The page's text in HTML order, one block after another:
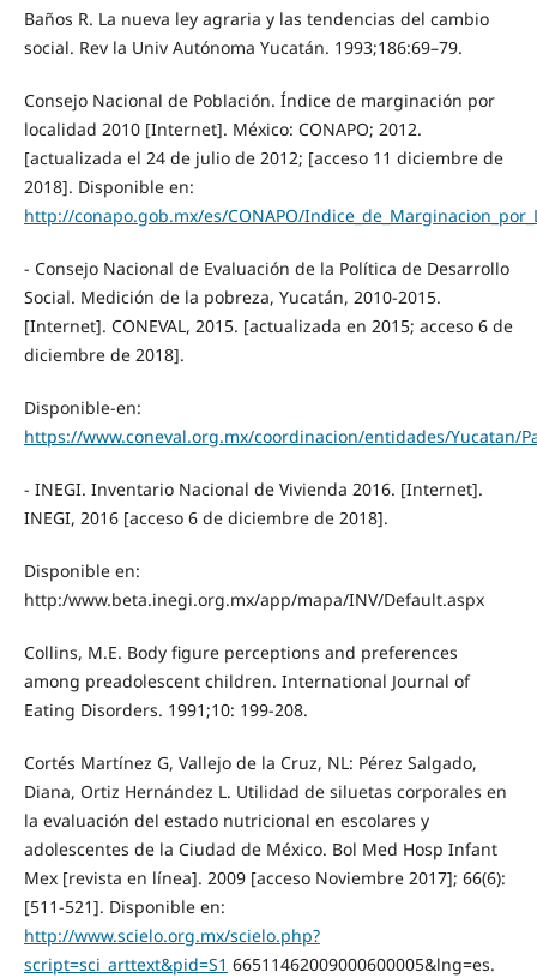
Baños R. La nueva ley agraria y las tendencias del cambio
social. Rev la Univ Autónoma Yucatán. 1993;186:69–79.
Consejo Nacional de Población. Índice de marginación por
localidad 2010 [Internet]. México: CONAPO; 2012.
[actualizada el 24 de julio de 2012; [acceso 11 diciembre de
2018]. Disponible en:
http://conapo.gob.mx/es/CONAPO/
- Consejo Nacional de Evaluación de la Política de Desarrollo
Social. Medición de la pobreza, Yucatán, 2010-2015.
[Internet]. CONEVAL, 2015. [actualizada en 2015; acceso 6 de
diciembre de 2018].
Disponible-en:
https://www.coneval.org.mx/coordinacion/entidades/Yucatan/
- INEGI. Inventario Nacional de Vivienda 2016. [Internet].
INEGI, 2016 [acceso 6 de diciembre de 2018].
Disponible en:
http:/www.beta.inegi.org.mx/app/mapa/INV/Default.aspx
Collins, M.E. Body figure perceptions and preferences
among preadolescent children. International Journal of
Eating Disorders. 1991;10: 199-208.
Cortés Martínez G, Vallejo de la Cruz, NL: Pérez Salgado,
Diana, Ortiz Hernández L. Utilidad de siluetas corporales en
la evaluación del estado nutricional en escolares y
adolescentes de la Ciudad de México. Bol Med Hosp Infant
Mex [revista en línea]. 2009 [acceso Noviembre 2017]; 66(6):
[511-521]. Disponible en:
http://www.scielo.org.mx/scielo.php?
script=sci_arttext&pid=S1 66511462009000600005&lng=es.